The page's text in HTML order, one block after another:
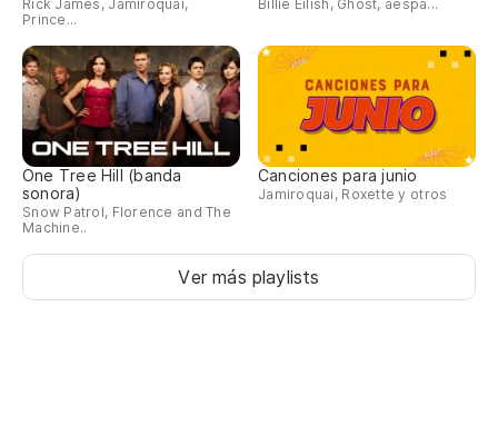
Rick James, Jamiroquai,
Prince...
Billie Eilish, Ghost, aespa...
One Tree Hill (banda
sonora)
Snow Patrol, Florence and The
Machine..
Canciones para junio
Jamiroquai, Roxette y otros
Ver más playlists